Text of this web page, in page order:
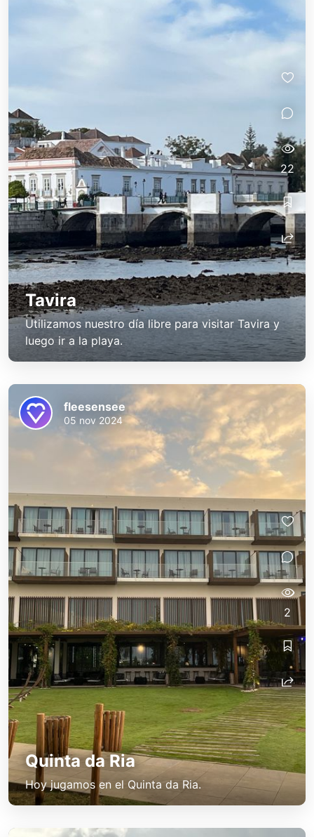
Tavira
Utilizamos nuestro día libre para visitar Tavira y
luego ir a la playa.
22
Quinta da Ria
Hoy jugamos en el Quinta da Ria.
fleesensee
05 nov 2024
2